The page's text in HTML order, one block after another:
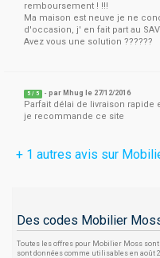
remboursement ! !!!
Ma maison est neuve je ne
d'occasion, j' en fait part au
Avez vous une solution ??????
5 / 5 - par Mhug le 27/12/2016
Parfait délai de livraison rapide
je recommande ce site
+ 1 autres avis sur
Des codes Mobilier
Toutes les offres pour Mobilier Moss
sont données comme utilisables en août